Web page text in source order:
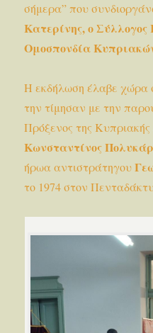
σήμερα” που
Κατερίνης, ο
Ομοσπονδία
Η εκδήλωση έλαβε χώρα
την τίμησαν με την
Πρόξενος της
Κωνσταντίνος
ήρωα αντιστράτηγου
το 1974 στον